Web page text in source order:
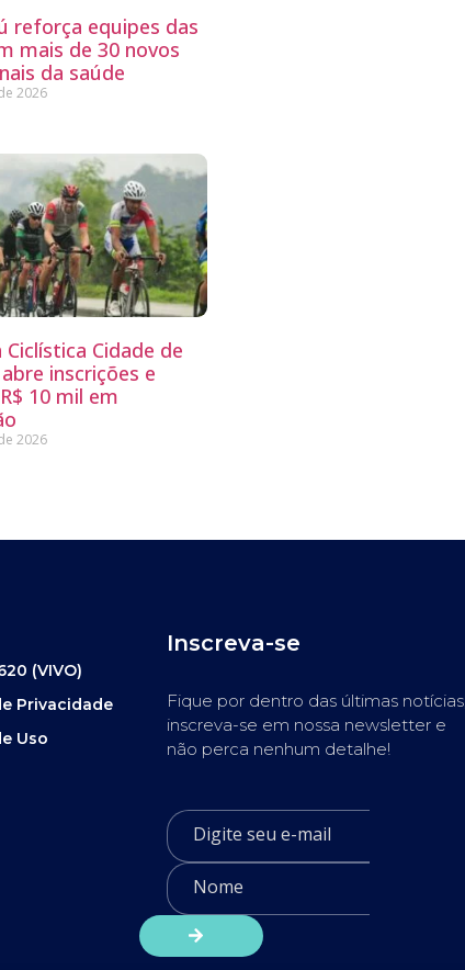
reforça equipes das
mais de 30 novos
da saúde
2026
Ciclística Cidade de
inscrições e
10 mil em
2026
(VIVO)
Privacidade
Uso
Inscreva-se
Fique por dentro das últimas notícias,
inscreva-se em nossa newsletter e
não perca nenhum detalhe!